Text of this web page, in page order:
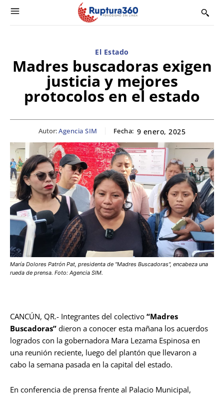
El Estado
Madres buscadoras exigen
justicia y mejores
protocolos en el estado
Autor:Agencia SIM Fecha: 9 enero, 2025
María Dolores Patrón Pat, presidenta de "Madres Buscadoras", encabeza una
rueda de prensa. Foto: Agencia SIM.
CANCÚN, QR.- Integrantes del colectivo “Madres
Buscadoras” dieron a conocer esta mañana los acuerdos
logrados con la gobernadora Mara Lezama Espinosa en
una reunión reciente, luego del plantón que llevaron a
cabo la semana pasada en la capital del estado.
En conferencia de prensa frente al Palacio Municipal,